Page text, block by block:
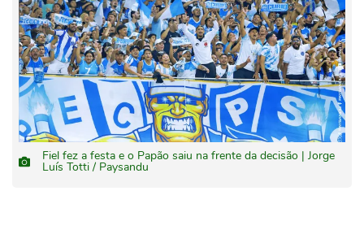
Fiel fez a festa e o Papão saiu na frente da decisão | Jorge
Luís Totti / Paysandu